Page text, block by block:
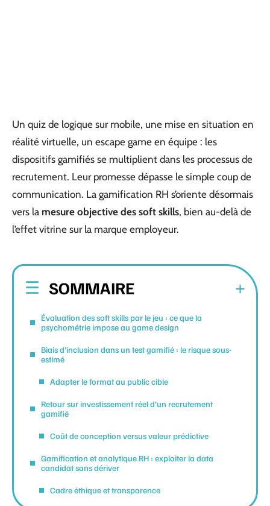
Un quiz de logique sur mobile, une mise en situation en
réalité virtuelle, un escape game en équipe : les
dispositifs gamifiés se multiplient dans les processus de
recrutement. Leur promesse dépasse le simple coup de
communication. La gamification RH s’oriente désormais
vers la mesure objective des soft skills, bien au-delà de
l’effet vitrine sur la marque employeur.
SOMMAIRE
Évaluation des soft skills par le jeu : ce que la
psychométrie impose au game design
Biais d’inclusion dans un test gamifié : le risque sous-
estimé
Adapter le format au public cible
Retour sur investissement réel d’un recrutement
gamifié
Coût de conception versus valeur prédictive
Gamification et analytique RH : exploiter la data
candidat sans dériver
Cadre éthique et transparence